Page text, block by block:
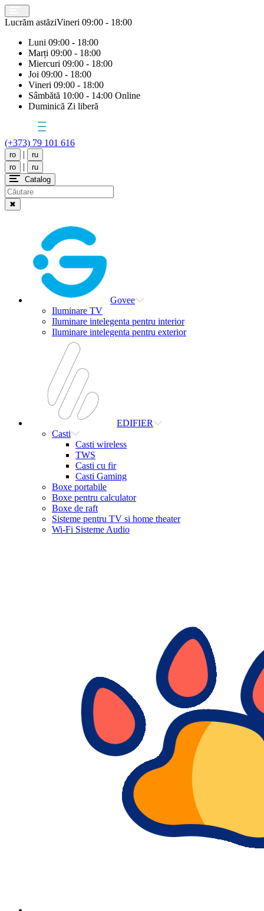
Lucrăm astăziVineri 09:00 - 18:00
Luni 09:00 - 18:00
Marți 09:00 - 18:00
Miercuri 09:00 - 18:00
Joi 09:00 - 18:00
Vineri 09:00 - 18:00
Sâmbătă 10:00 - 14:00 Online
Duminică Zi liberă
(+373) 79 101 616
ro |
ru
ro
|
ru
Catalog
✖
Govee
Iluminare TV
Iluminare intelegenta pentru interior
Iluminare intelegenta pentru exterior
EDIFIER
Casti
Casti wireless
TWS
Casti cu fir
Casti Gaming
Boxe portabile
Boxe pentru calculator
Boxe de raft
Sisteme pentru TV si home theater
Wi-Fi Sisteme Audio